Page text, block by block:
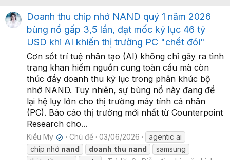
Doanh thu chip nhớ NAND quý 1 năm 2026
bùng nổ gấp 3,5 lần, đạt mốc kỷ lục 46 tỷ
USD khi AI khiến thị trường PC "chết đói"
Cơn sốt trí tuệ nhân tạo (AI) không chỉ gây ra tình
trạng khan hiếm nguồn cung toàn cầu mà còn
thúc đẩy doanh thu kỷ lục trong phân khúc bộ
nhớ NAND. Tuy nhiên, sự bùng nổ này đang để
lại hệ lụy lớn cho thị trường máy tính cá nhân
(PC). Báo cáo thị trường mới nhất từ Counterpoint
Research cho...
Kiều My ✔ Chủ đề 03/06/2026
agentic ai
chip nhớ nand doanh thu nand
samsung